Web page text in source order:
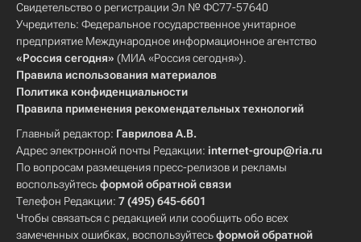
Свидетельство о регистрации Эл № ФС77-57640
Учредитель: Федеральное государственное унитарное
предприятие Международное информационное агентство
«Россия сегодня» (МИА «Россия сегодня»).
Правила использования материалов
Политика конфиденциальности
Правила применения рекомендательных технологий
Главный редактор: Гаврилова А.В.
Адрес электронной почты Редакции: internet-group@ria.ru
По вопросам размещения пресс-релизов и рекламы
воспользуйтесьформой обратной связи
Телефон Редакции: 7 (495) 645-6601
Чтобы связаться с редакцией или сообщить обо всех
замеченных ошибках, воспользуйтесьформой обратной